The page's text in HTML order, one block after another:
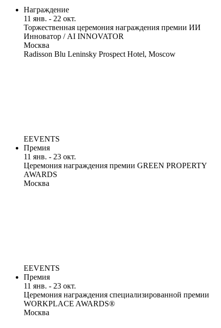
Награждение
11 янв. - 22 окт.
Торжественная церемония награждения премии ИИ
Инноватор / AI INNOVATOR
Москва
Radisson Blu Leninsky Prospect Hotel, Moscow
EEVENTS
Премия
11 янв. - 23 окт.
Церемония награждения премии GREEN PROPERTY
AWARDS
Москва
EEVENTS
Премия
11 янв. - 23 окт.
Церемония награждения специализированной премии
WORKPLACE AWARDS®
Москва